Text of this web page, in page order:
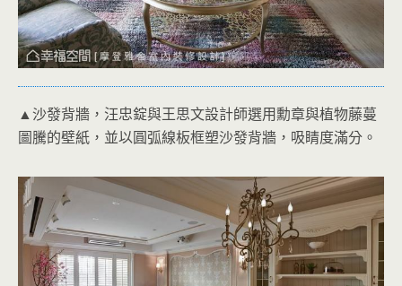
▲沙發背牆，汪忠錠與王思文設計師選用勳章與植物藤蔓
圖騰的壁紙，並以圓弧線板框塑沙發背牆，吸睛度滿分。